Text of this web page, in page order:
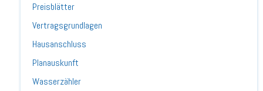
Preisblätter
Vertragsgrundlagen
Hausanschluss
Planauskunft
Wasserzähler